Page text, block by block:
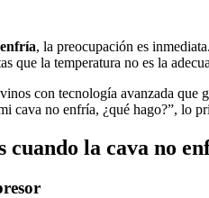
, la preocupación es
que la temperatura no es la
con tecnología avanzada que
cava no enfría, ¿qué hago?”, lo
cuando la cava no